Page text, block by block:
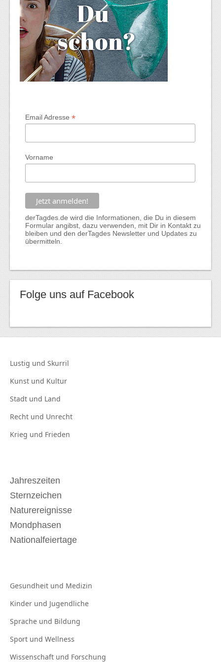
Email Adresse*
Vorname
derTagdes.de wird die Informationen, die Du in diesem
Formular angibst, dazu verwenden, mit Dir in Kontakt zu
bleiben und den derTagdes Newsletter und Updates zu
übermitteln.
Folge uns auf Facebook
Lustig und Skurril
Kunst und Kultur
Stadt und Land
Recht und Unrecht
Krieg und Frieden
Jahreszeiten
Sternzeichen
Naturereignisse
Mondphasen
Nationalfeiertage
Gesundheit und Medizin
Kinder und Jugendliche
Sprache und Bildung
Sport und Wellness
Wissenschaft und Forschung